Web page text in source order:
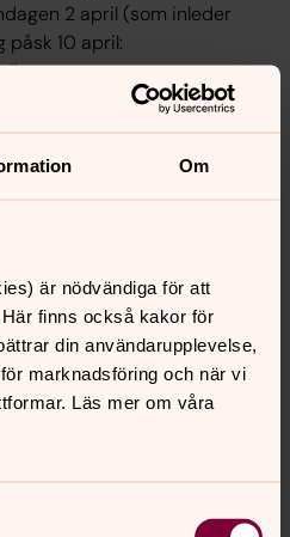
Om
är nödvändiga för att
finns också kakor för
din användarupplevelse,
marknadsföring och när vi
Läs mer om våra
2 april (som inleder
påsk 10 april:
med fotoutställningen
starka känslor. Hon har
porträtt och har
företag och
även med kommersiellt
70 34.